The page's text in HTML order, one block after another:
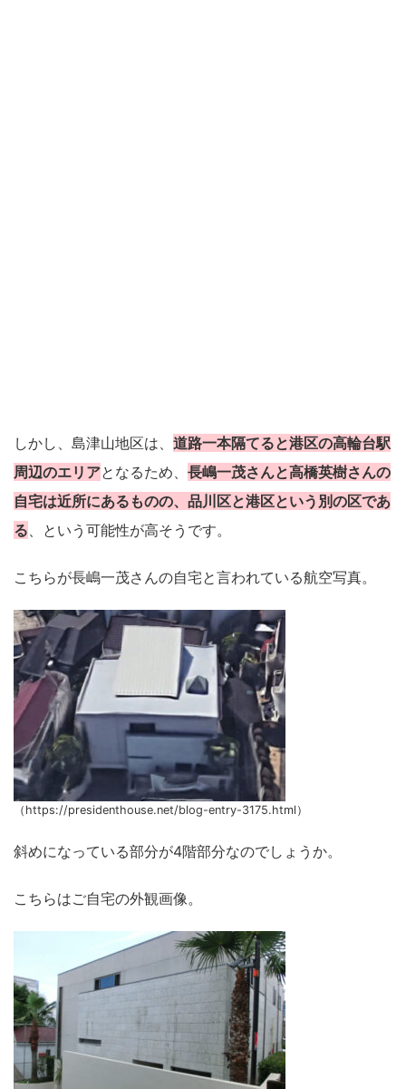
しかし、島津山地区は、 道路一本隔てると港区の高輪台駅
周辺のエリアとなるため、 長嶋一茂さんと高橋英樹さんの
自宅は近所にあるものの、品川区と港区という別の区であ
る 、という可能性が高そうです。
こちらが長嶋一茂さんの自宅と言われている航空写真。
（https://presidenthouse.net/blog-entry-3175.html）
斜めになっている部分が4階部分なのでしょうか。
こちらはご自宅の外観画像。